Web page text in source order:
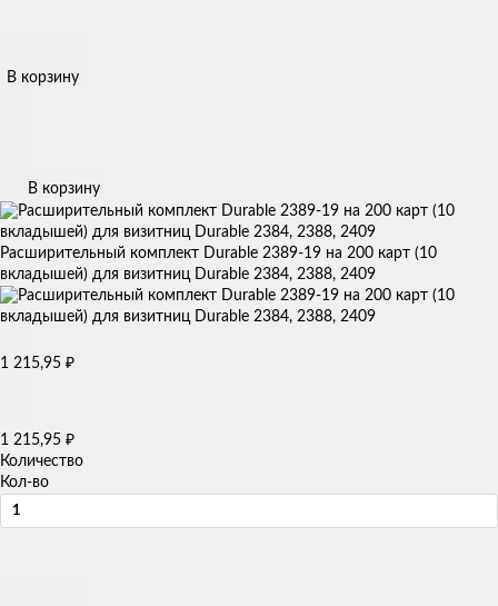
В корзину
В корзину
Расширительный комплект Durable 2389-19 на 200 карт (10
вкладышей) для визитниц Durable 2384, 2388, 2409
1 215,95 ₽
1 215,95 ₽
Количество
Кол-во